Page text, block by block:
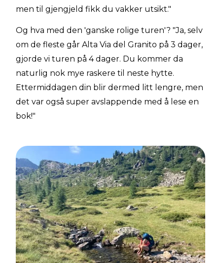
men til gjengjeld fikk du vakker utsikt."
Og hva med den 'ganske rolige turen'? "Ja, selv
om de fleste går Alta Via del Granito på 3 dager,
gjorde vi turen på 4 dager. Du kommer da
naturlig nok mye raskere til neste hytte.
Ettermiddagen din blir dermed litt lengre, men
det var også super avslappende med å lese en
bok!"